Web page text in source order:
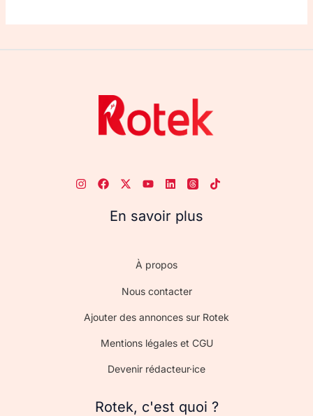
En savoir plus
À propos
Nous contacter
Ajouter des annonces sur Rotek
Mentions légales et CGU
Devenir rédacteur·ice
Rotek, c'est quoi ?